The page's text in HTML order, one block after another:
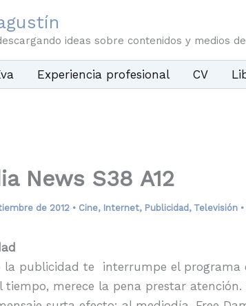
ideas sobre contenidos y medios
Experiencia profesional CV
News S38 A12
de 2012 • Cine, Internet, Publicidad, Televisión•
la publicidad te interrumpe el programa
tiempo, merece la pena prestar